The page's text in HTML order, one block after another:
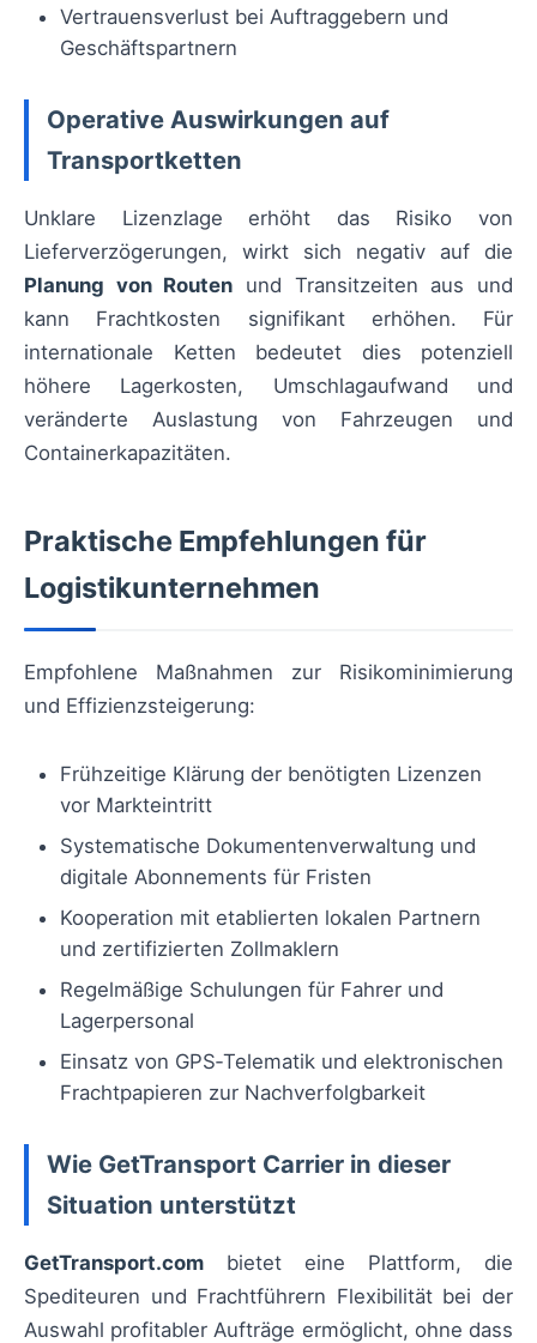
Vertrauensverlust bei Auftraggebern und
Geschäftspartnern
Operative Auswirkungen auf
Transportketten
Unklare Lizenzlage erhöht das Risiko von
Lieferverzögerungen, wirkt sich negativ auf die
Planung von Routen und Transitzeiten aus und
kann Frachtkosten signifikant erhöhen. Für
internationale Ketten bedeutet dies potenziell
höhere Lagerkosten, Umschlagaufwand und
veränderte Auslastung von Fahrzeugen und
Containerkapazitäten.
Praktische Empfehlungen für
Logistikunternehmen
Empfohlene Maßnahmen zur Risikominimierung
und Effizienzsteigerung:
Frühzeitige Klärung der benötigten Lizenzen
vor Markteintritt
Systematische Dokumentenverwaltung und
digitale Abonnements für Fristen
Kooperation mit etablierten lokalen Partnern
und zertifizierten Zollmaklern
Regelmäßige Schulungen für Fahrer und
Lagerpersonal
Einsatz von GPS‑Telematik und elektronischen
Frachtpapieren zur Nachverfolgbarkeit
Wie GetTransport Carrier in dieser
Situation unterstützt
GetTransport.com bietet eine Plattform, die
Spediteuren und Frachtführern Flexibilität bei der
Auswahl profitabler Aufträge ermöglicht, ohne dass